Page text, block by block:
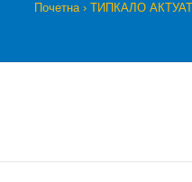
Почетна ТИПКАЛО